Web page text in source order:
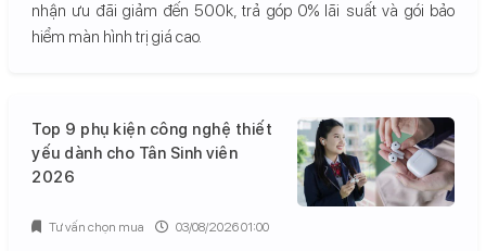
nhận ưu đãi giảm đến 500k, trả góp 0% lãi suất và gói bảo
hiểm màn hình trị giá cao.
Top 9 phụ kiện công nghệ thiết
yếu dành cho Tân Sinh viên
2026
Tư vấn chọn mua 03/08/2026 01:00